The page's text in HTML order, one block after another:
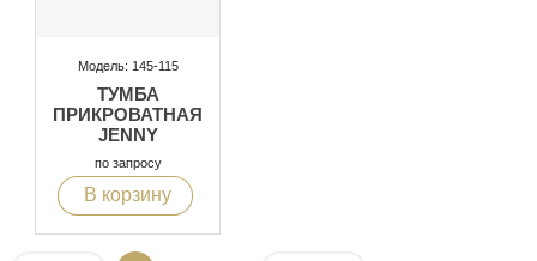
Модель: 145-115
ТУМБА
ПРИКРОВАТНАЯ
JENNY
по запросу
В корзину